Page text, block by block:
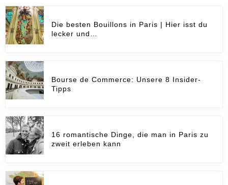
Die besten Bouillons in Paris | Hier isst du
lecker und…
Bourse de Commerce: Unsere 8 Insider-
Tipps
16 romantische Dinge, die man in Paris zu
zweit erleben kann